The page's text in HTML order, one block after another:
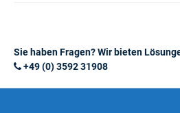
Sie haben Fragen? Wir bieten
+49 (0) 3592 31908